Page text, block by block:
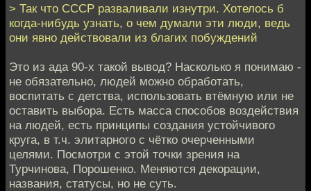
> Так что СССР разваливали изнутри. Хотелось б
когда-нибудь узнать, о чем думали эти люди, ведь
они явно действовали из благих побуждений
Это из ада 90-х такой вывод? Насколько я понимаю -
не обязательно, людей можно обработать,
воспитать с детства, использовать втёмную или не
оставить выбора. Есть масса способов воздействия
на людей, есть принципы создания устойчивого
круга, в т.ч. элитарного с чётко очерченными
целями. Посмотри с этой точки зрения на
Турчинова, Порошенко. Меняются декорации,
названия, статусы, но не суть.